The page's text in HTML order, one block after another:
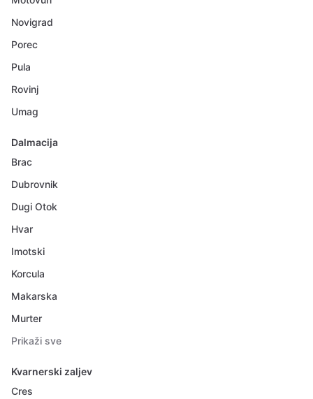
Novigrad
Porec
Pula
Rovinj
Umag
Dalmacija
Brac
Dubrovnik
Dugi Otok
Hvar
Imotski
Korcula
Makarska
Murter
Prikaži sve
Kvarnerski zaljev
Cres